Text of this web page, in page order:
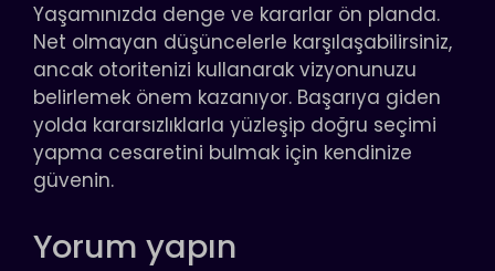
Yaşamınızda denge ve kararlar ön planda.
Net olmayan düşüncelerle karşılaşabilirsiniz,
ancak otoritenizi kullanarak vizyonunuzu
belirlemek önem kazanıyor. Başarıya giden
yolda kararsızlıklarla yüzleşip doğru seçimi
yapma cesaretini bulmak için kendinize
güvenin.
Yorum yapın